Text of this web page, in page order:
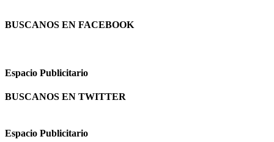
BUSCANOS EN FACEBOOK
Espacio Publicitario
BUSCANOS EN TWITTER
Espacio Publicitario